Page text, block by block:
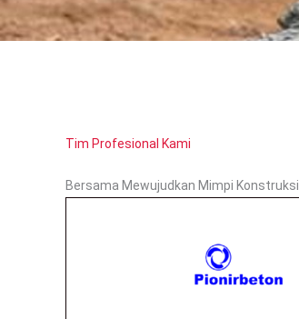
Tim Profesional Kami
Bersama Mewujudkan Mimpi Konstruksi